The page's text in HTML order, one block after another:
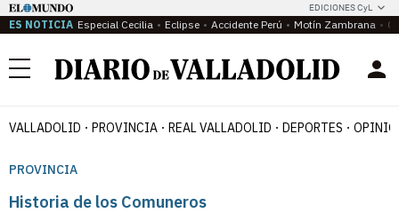
EDICIONES CyL
ES NOTICIA Especial Cecilia Eclipse Accidente Perú Motín Zambrana
Menú
VALLADOLID PROVINCIA REAL VALLADOLID DEPORTES
PROVINCIA
Historia de los Comuneros